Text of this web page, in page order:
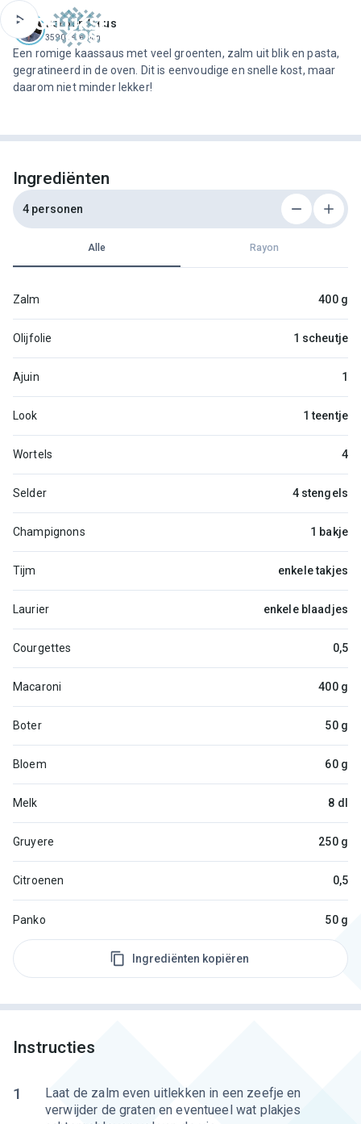
Jeroen Meus
3590 recepten
Een romige kaassaus met veel groenten, zalm uit blik en pasta,
gegratineerd in de oven. Dit is eenvoudige en snelle kost, maar
daarom niet minder lekker!
Ingrediënten
4 personen
Alle Rayon
Zalm 400 g
Olijfolie 1 scheutje
Ajuin 1
Look 1 teentje
Wortels 4
Selder 4 stengels
Champignons 1 bakje
Tijm enkele takjes
Laurier enkele blaadjes
Courgettes 0,5
Macaroni 400 g
Boter 50 g
Bloem 60 g
Melk 8 dl
Gruyere 250 g
Citroenen 0,5
Panko 50 g
Ingrediënten kopiëren
Instructies
1
Laat de zalm even uitlekken in een zeefje en
verwijder de graten en eventueel wat plakjes